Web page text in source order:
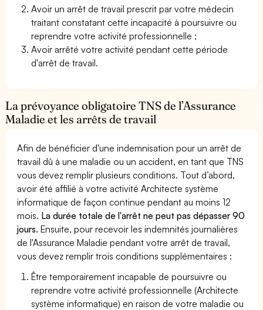
Avoir un arrêt de travail prescrit par votre médecin
traitant constatant cette incapacité à poursuivre ou
reprendre votre activité professionnelle ;
Avoir arrêté votre activité pendant cette période
d'arrêt de travail.
La prévoyance obligatoire TNS de l’Assurance
Maladie et les arrêts de travail
Afin de bénéficier d'une indemnisation pour un arrêt de
travail dû à une maladie ou un accident, en tant que TNS
vous devez remplir plusieurs conditions. Tout d’abord,
avoir été affilié à votre activité Architecte système
informatique de façon continue pendant au moins 12
mois. La durée totale de l'arrêt ne peut pas dépasser 90
jours. Ensuite, pour recevoir les indemnités journalières
de l'Assurance Maladie pendant votre arrêt de travail,
vous devez remplir trois conditions supplémentaires :
Être temporairement incapable de poursuivre ou
reprendre votre activité professionnelle (Architecte
système informatique) en raison de votre maladie ou